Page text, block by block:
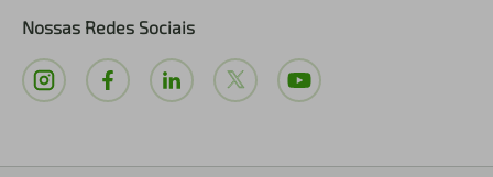
Nossas Redes Sociais